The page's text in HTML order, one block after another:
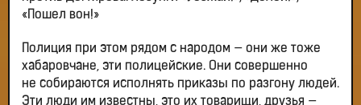
«Пошел вон!»
Полиция при этом рядом с народом — они же тоже
хабаровчане, эти полицейские. Они совершенно
не собираются исполнять приказы по разгону людей.
Эти люди им известны, это их товарищи, друзья —